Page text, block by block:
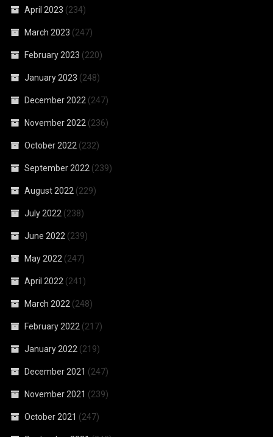
April 2023 (234)
March 2023 (247)
February 2023 (220)
January 2023 (248)
December 2022 (247)
November 2022 (236)
October 2022 (232)
September 2022 (239)
August 2022 (229)
July 2022 (238)
June 2022 (239)
May 2022 (247)
April 2022 (241)
March 2022 (248)
February 2022 (217)
January 2022 (219)
December 2021 (247)
November 2021 (239)
October 2021 (247)